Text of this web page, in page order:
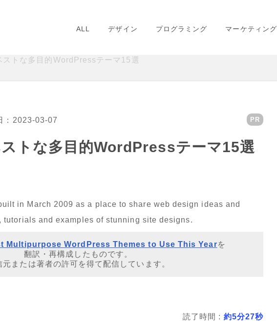
ALL デザイン プログラミング マーケティング
ストな多目的WordPressテーマ15選
：2023-03-07 PR
トな多目的WordPressテーマ15選
in March 2009 as a place to share web design ideas and
and examples of stunning site designs.
Multipurpose WordPress Themes to Use This Yearを
翻訳・再構成したものです。
元または著者の許可を得て配信しています。
読了時間 : 約5分27秒